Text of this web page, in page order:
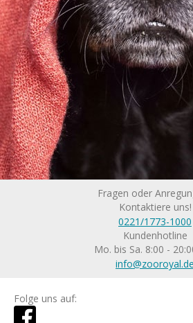
Fragen oder
Kontaktiere uns!
0221/1773-1000
Kundenhotline
Mo. bis Sa. 8:00 -
info@zooroyal.de
Folge uns auf: